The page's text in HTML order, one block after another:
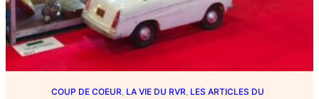
COUP DE COEUR, LA VIE DU RVR, LES ARTICLES DU